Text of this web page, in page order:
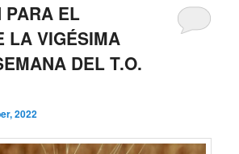
PARA EL
LA VIGÉSIMA
DEL T.O.
2022